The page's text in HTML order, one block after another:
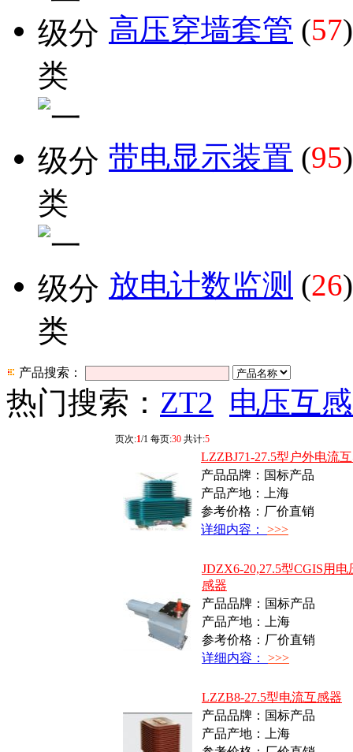
高压穿墙套管 (57)
带电显示装置 (95)
放电计数监测 (26)
产品搜索：
热门搜索： ZT2 电压互
页次:1/1 每页:30 共计:5
LZZBJ71-27.5型户外电流
产品品牌：国标产品
产品产地：上海
参考价格：厂价直销
详细内容： >>>
JDZX6-20,27.5型CGIS用电
感器
产品品牌：国标产品
产品产地：上海
参考价格：厂价直销
详细内容： >>>
LZZB8-27.5型电流互感器
产品品牌：国标产品
产品产地：上海